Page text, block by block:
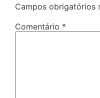
Campos obrigatórios
Comentário *